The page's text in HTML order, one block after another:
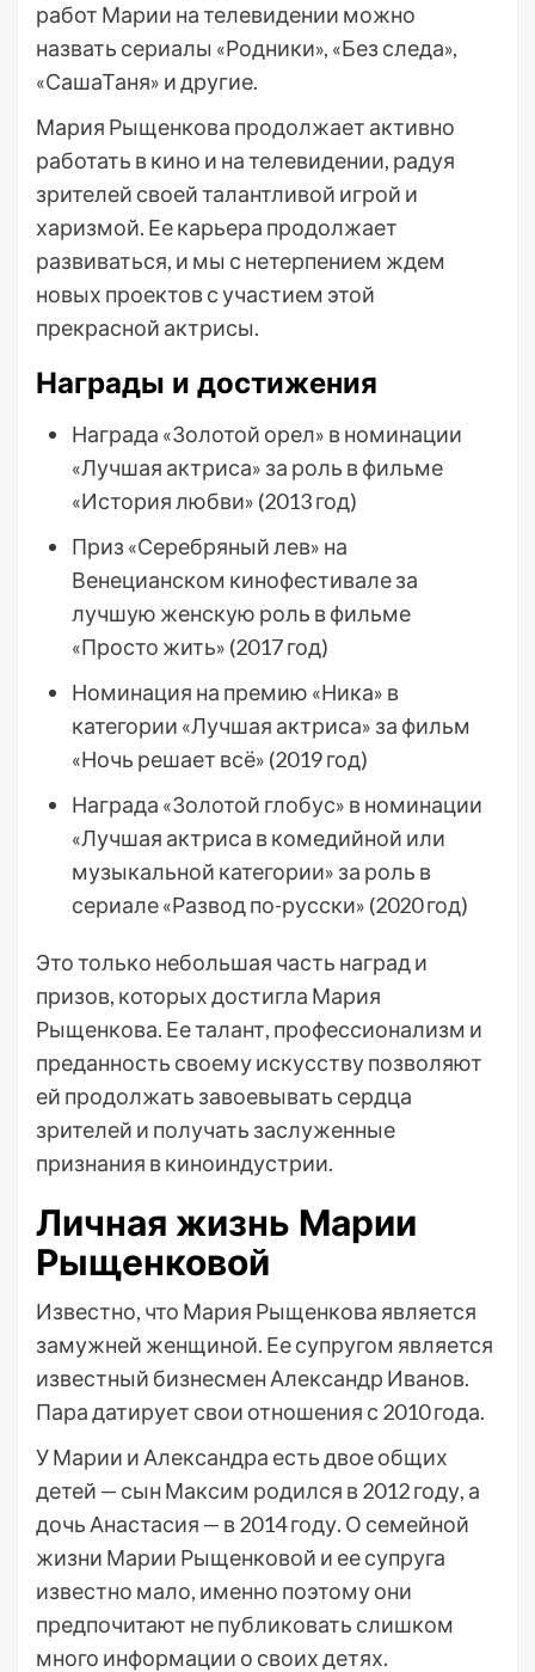
работ Марии на телевидении можно
назвать сериалы «Родники», «Без следа»,
«СашаТаня» и другие.
Мария Рыщенкова продолжает активно
работать в кино и на телевидении, радуя
зрителей своей талантливой игрой и
харизмой. Ее карьера продолжает
развиваться, и мы с нетерпением ждем
новых проектов с участием этой
прекрасной актрисы.
Награды и достижения
Награда «Золотой орел» в номинации
«Лучшая актриса» за роль в фильме
«История любви» (2013 год)
Приз «Серебряный лев» на
Венецианском кинофестивале за
лучшую женскую роль в фильме
«Просто жить» (2017 год)
Номинация на премию «Ника» в
категории «Лучшая актриса» за фильм
«Ночь решает всё» (2019 год)
Награда «Золотой глобус» в номинации
«Лучшая актриса в комедийной или
музыкальной категории» за роль в
сериале «Развод по-русски» (2020 год)
Это только небольшая часть наград и
призов, которых достигла Мария
Рыщенкова. Ее талант, профессионализм и
преданность своему искусству позволяют
ей продолжать завоевывать сердца
зрителей и получать заслуженные
признания в киноиндустрии.
Личная жизнь Марии
Рыщенковой
Известно, что Мария Рыщенкова является
замужней женщиной. Ее супругом является
известный бизнесмен Александр Иванов.
Пара датирует свои отношения с 2010 года.
У Марии и Александра есть двое общих
детей — сын Максим родился в 2012 году, а
дочь Анастасия — в 2014 году. О семейной
жизни Марии Рыщенковой и ее супруга
известно мало, именно поэтому они
предпочитают не публиковать слишком
много информации о своих детях.